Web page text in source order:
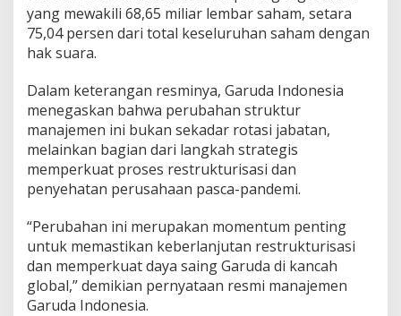
yang mewakili 68,65 miliar lembar saham, setara
75,04 persen dari total keseluruhan saham dengan
hak suara.
Dalam keterangan resminya, Garuda Indonesia
menegaskan bahwa perubahan struktur
manajemen ini bukan sekadar rotasi jabatan,
melainkan bagian dari langkah strategis
memperkuat proses restrukturisasi dan
penyehatan perusahaan pasca-pandemi.
“Perubahan ini merupakan momentum penting
untuk memastikan keberlanjutan restrukturisasi
dan memperkuat daya saing Garuda di kancah
global,” demikian pernyataan resmi manajemen
Garuda Indonesia.